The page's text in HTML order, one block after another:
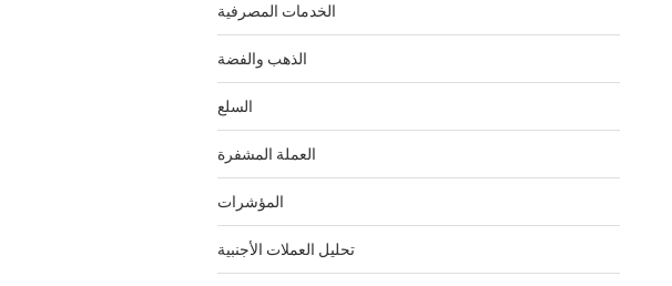
الخدمات المصرفية
الذهب والفضة
السلع
العملة المشفرة
المؤشرات
تحليل العملات الأجنبية